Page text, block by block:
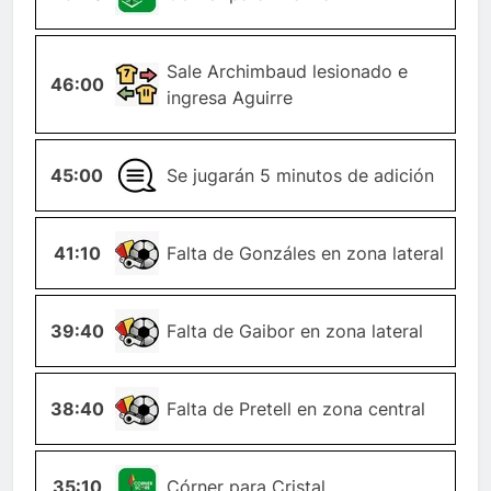
46:00
CAMBIO-
JUGADOR
Sale Archimbaud lesionado e
ingresa Aguirre
45:00GENERALSe jugarán 5 minutos de adición
41:10 FALTA Falta de Gonzáles en zona lateral
39:40 FALTA Falta de Gaibor en zona lateral
38:40 FALTA Falta de Pretell en zona central
35:10ESQUINACórner para Cristal